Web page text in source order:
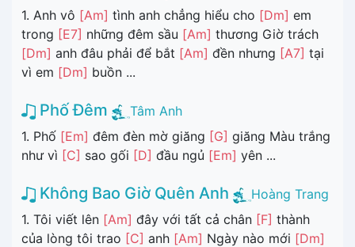
1. Anh vô [Am] tình anh chẳng hiểu cho [Dm] em
trong [E7] những đêm sầu [Am] thương Giờ trách
[Dm] anh đâu phải để bắt [Am] đền nhưng [A7] tại
vì em [Dm] buồn ...
Phố Đêm
Tâm Anh
1. Phố [Em] đêm đèn mờ giăng [G] giăng Màu trắng
như vì [C] sao gối [D] đầu ngủ [Em] yên ...
Không Bao Giờ Quên Anh
Hoàng Trang
1. Tôi viết lên [Am] đây với tất cả chân [F] thành
của lòng tôi trao [C] anh [Am] Ngày nào mới [Dm]